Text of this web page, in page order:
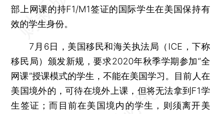
部上网课的持F1/M1签证的国际学生在美国保持有
效的学生身份。
7月6日，美国移民和海关执法局（ICE，下称
移民局）颁发新规，要求2020年秋季学期参加“全
网课”授课模式的学生，不能在美国学习。目前人在
美国境外的，可待在境外上课，但将无法拿到F1学
生签证；而目前在美国境内的学生，则须离开美